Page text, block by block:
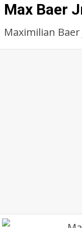
Max Baer
Maximilian Baer